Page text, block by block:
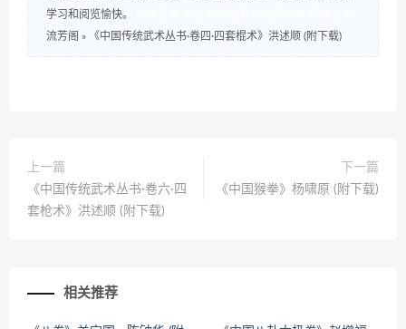
学习和阅览愉快。
流芳阁 » 《中国传统武术丛书·卷四·四套棍术》洪述顺 (附下载)
上一篇
《中国传统武术丛书·卷六·四
套枪术》洪述顺 (附下载)
下一篇
《中国猴拳》杨啸原 (附下载)
相关推荐